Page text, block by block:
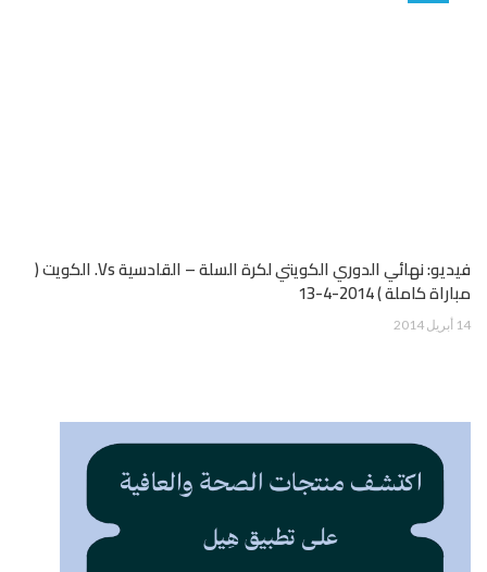
فيديو: نهائي الدوري الكويتي لكرة السلة – القادسية Vs. الكويت (
مباراة كاملة ) 2014-4-13
14 أبريل 2014